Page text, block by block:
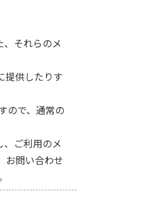
、それらのメ
提供したりす
ので、通常の
、ご利用のメ
お問い合わせ